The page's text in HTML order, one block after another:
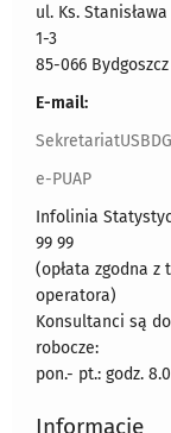
ul. Ks.
1-3
85-066 Bydgoszcz
E-mail:
e-PUAP
Infolinia
99 99
(opłata zgodna z
operatora)
Konsultanci są
robocze:
pon.- pt.: godz.
Informacje